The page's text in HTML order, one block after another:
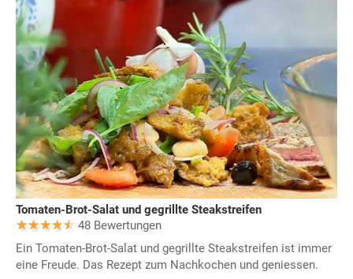
Tomaten-Brot-Salat und gegrillte Steakstreifen
48 Bewertungen
Ein Tomaten-Brot-Salat und gegrillte Steakstreifen ist immer
eine Freude. Das Rezept zum Nachkochen und geniessen.